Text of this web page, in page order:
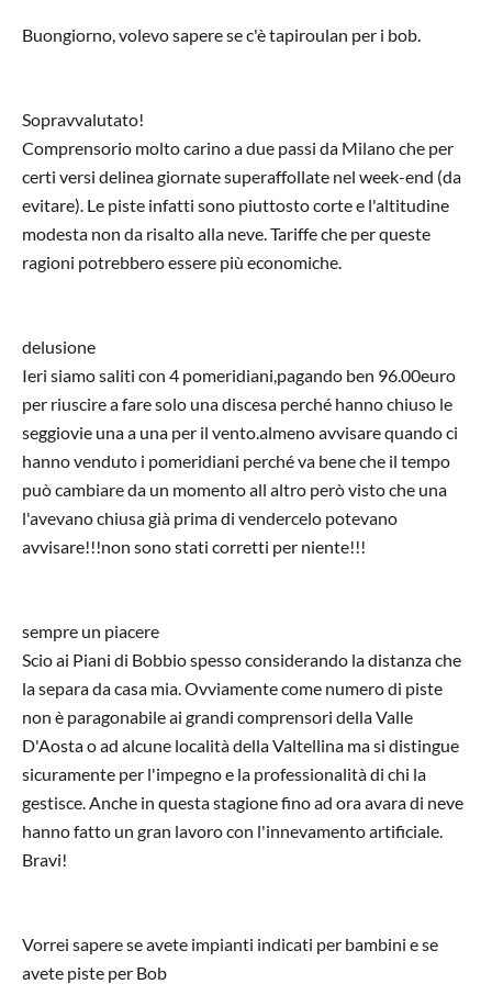
Buongiorno, volevo sapere se c'è tapiroulan per i bob.
Sopravvalutato!
Comprensorio molto carino a due passi da Milano che per
certi versi delinea giornate superaffollate nel week-end (da
evitare). Le piste infatti sono piuttosto corte e l'altitudine
modesta non da risalto alla neve. Tariffe che per queste
ragioni potrebbero essere più economiche.
delusione
Ieri siamo saliti con 4 pomeridiani,pagando ben 96.00euro
per riuscire a fare solo una discesa perché hanno chiuso le
seggiovie una a una per il vento.almeno avvisare quando ci
hanno venduto i pomeridiani perché va bene che il tempo
può cambiare da un momento all altro però visto che una
l'avevano chiusa già prima di vendercelo potevano
avvisare!!!non sono stati corretti per niente!!!
sempre un piacere
Scio ai Piani di Bobbio spesso considerando la distanza che
la separa da casa mia. Ovviamente come numero di piste
non è paragonabile ai grandi comprensori della Valle
D'Aosta o ad alcune località della Valtellina ma si distingue
sicuramente per l'impegno e la professionalità di chi la
gestisce. Anche in questa stagione fino ad ora avara di neve
hanno fatto un gran lavoro con l'innevamento artificiale.
Bravi!
Vorrei sapere se avete impianti indicati per bambini e se
avete piste per Bob